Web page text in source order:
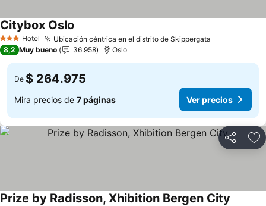
3 Estrellas
Hotel Ubicación céntrica en el distrito de Skippergata
Citybox Oslo
8,2 Muy bueno 36.958 Oslo
De $ 264.975
Mira precios de 7 páginas Ver precios
Compartir
Prize by Radisson, Xhibition Bergen City